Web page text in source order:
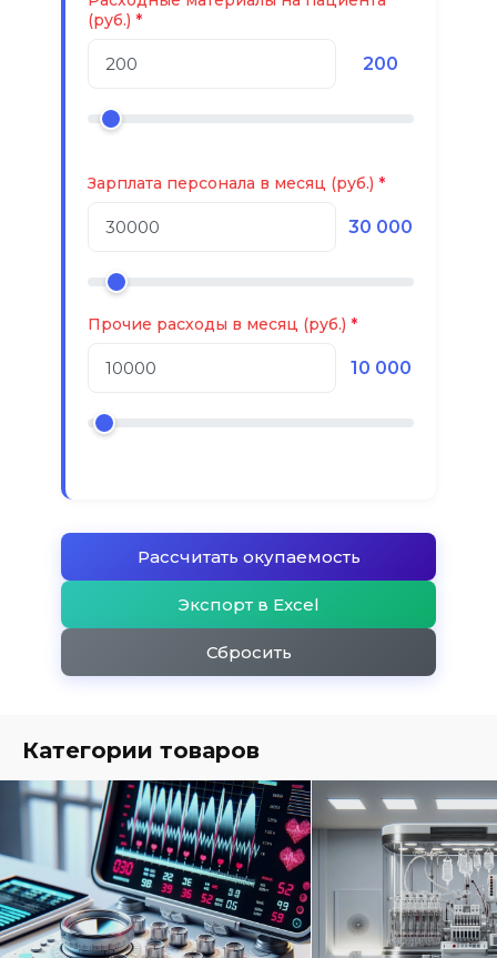
(руб.)
200
Зарплата персонала в месяц (руб.)
30 000
Прочие расходы в месяц (руб.)
10 000
Рассчитать окупаемость
Экспорт в Excel
Сбросить
Категории товаров